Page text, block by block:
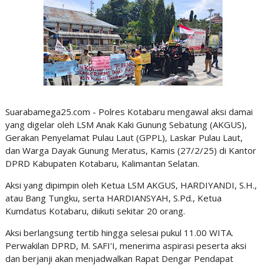
Suarabamega25.com - Polres Kotabaru mengawal aksi damai
yang digelar oleh LSM Anak Kaki Gunung Sebatung (AKGUS),
Gerakan Penyelamat Pulau Laut (GPPL), Laskar Pulau Laut,
dan Warga Dayak Gunung Meratus, Kamis (27/2/25) di Kantor
DPRD Kabupaten Kotabaru, Kalimantan Selatan.
Aksi yang dipimpin oleh Ketua LSM AKGUS, HARDIYANDI, S.H.,
atau Bang Tungku, serta HARDIANSYAH, S.Pd., Ketua
Kumdatus Kotabaru, diikuti sekitar 20 orang.
Aksi berlangsung tertib hingga selesai pukul 11.00 WITA.
Perwakilan DPRD, M. SAFI'I, menerima aspirasi peserta aksi
dan berjanji akan menjadwalkan Rapat Dengar Pendapat